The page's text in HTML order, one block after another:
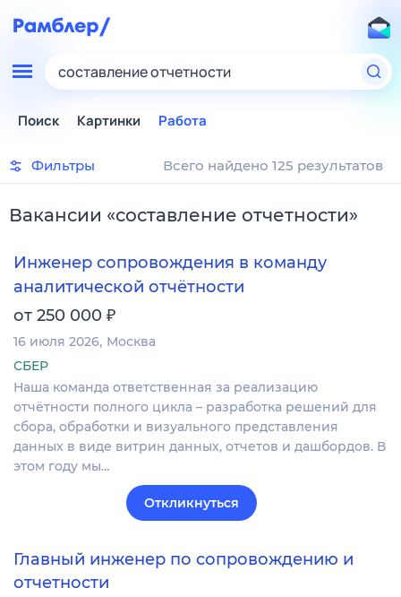
составление отчетности
Поиск Картинки Работа
Фильтры Всего найдено 125 результатов
Вакансии «составление отчетности»
Инженер сопровождения в команду
аналитической отчётности
от 250 000 ₽
16 июля 2026 Москва
СБЕР
Наша команда ответственная за реализацию
отчётности полного цикла – разработка решений для
сбора, обработки и визуального представления
данных в виде витрин данных, отчетов и дашбордов. В
этом году мы…
Откликнуться
Главный инженер по сопровождению и
отчетности